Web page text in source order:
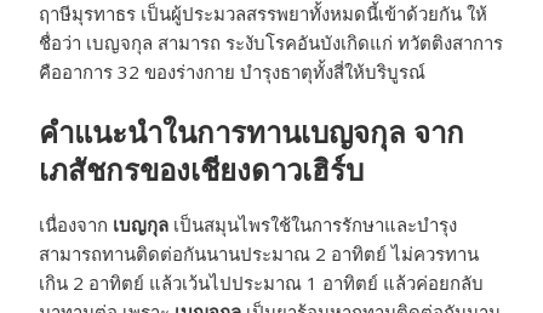
ฤาษีมุรทาธร เป็นผู้ประมวลสรรพยาทั้งหมดนี้เข้าด้วยกัน ให้
ชื่อว่า เบญจกุล สามารถ ระงับโรคอันบังเกิดแก่ ทวัตติงสาการ
คืออาการ 32 ของร่างกาย บำรุงธาตุทั้งสี่ให้บริบูรณ์
คำแนะนำในการทานเบญจกุล จาก
เภสัชกรของเชียงดาวเฮิร์บ
เนื่องจาก เบญกุล เป็นสมุนไพรใช้ในการรักษาและบำรุง
สามารถทานติดต่อกันนานประมาณ 2 อาทิตย์ ไม่ควรทาน
เกิน 2 อาทิตย์ แล้วเว้นไปประมาณ 1 อาทิตย์ แล้วค่อยกลับ